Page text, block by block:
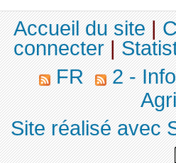
Accueil du site|
connecter|
FR
2 -
Site réalisé avec